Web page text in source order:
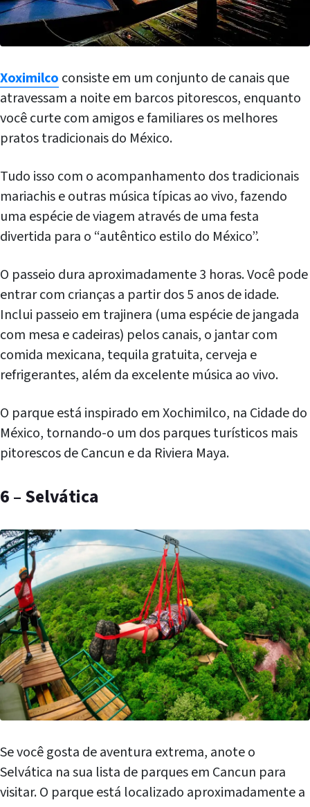
Xoximilco consiste em um conjunto de canais que
atravessam a noite em barcos pitorescos, enquanto
você curte com amigos e familiares os melhores
pratos tradicionais do México.
Tudo isso com o acompanhamento dos tradicionais
mariachis e outras música típicas ao vivo, fazendo
uma espécie de viagem através de uma festa
divertida para o “autêntico estilo do México”.
O passeio dura aproximadamente 3 horas. Você pode
entrar com crianças a partir dos 5 anos de idade.
Inclui passeio em trajinera (uma espécie de jangada
com mesa e cadeiras) pelos canais, o jantar com
comida mexicana, tequila gratuita, cerveja e
refrigerantes, além da excelente música ao vivo.
O parque está inspirado em Xochimilco, na Cidade do
México, tornando-o um dos parques turísticos mais
pitorescos de Cancun e da Riviera Maya.
6 – Selvática
Se você gosta de aventura extrema, anote o
Selvática na sua lista de parques em Cancun para
visitar. O parque está localizado aproximadamente a